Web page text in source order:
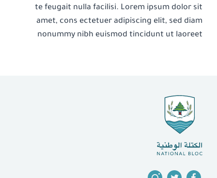
te feugait nulla facilisi. Lorem ipsum dolor sit
amet, cons ectetuer adipiscing elit, sed diam
nonummy nibh euismod tincidunt ut laoreet